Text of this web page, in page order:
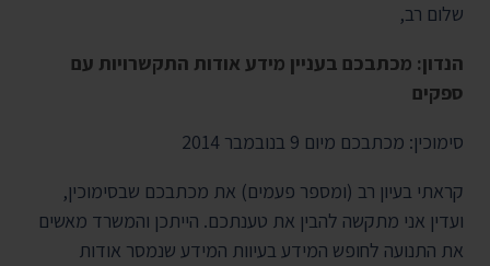
שלום רב,
הנדון: מכתבכם בעניין מידע אודות התקשרויות עם
ספקים
סימוכין: מכתבכם מיום 9 בנובמבר 2014
קראתי בעיון רב (ומספר פעמים) את מכתבכם שבסימוכין,
ועדין אני מתקשה להבין את טענתכם. הייתכן והמשרד מאשים
את התנועה לחופש המידע בעיוות המידע שנמסר אודות